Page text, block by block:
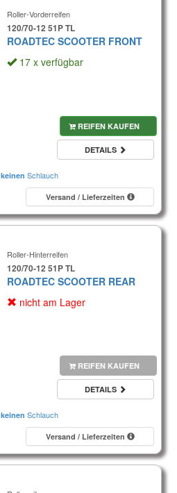
Roller-Vorderreifen
120/70-12 51P TL
ROADTEC SCOOTER FRONT
17 x verfügbar
REIFEN KAUFEN
DETAILS
keinen Schlauch
Versand / Lieferzeiten
Roller-Hinterreifen
120/70-12 51P TL
ROADTEC SCOOTER REAR
nicht am Lager
REIFEN KAUFEN
DETAILS
keinen Schlauch
Versand / Lieferzeiten